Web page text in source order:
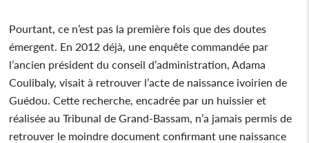
Pourtant, ce n’est pas la première fois que des doutes
émergent. En 2012 déjà, une enquête commandée par
l’ancien président du conseil d’administration, Adama
Coulibaly, visait à retrouver l’acte de naissance ivoirien de
Guédou. Cette recherche, encadrée par un huissier et
réalisée au Tribunal de Grand-Bassam, n’a jamais permis de
retrouver le moindre document confirmant une naissance